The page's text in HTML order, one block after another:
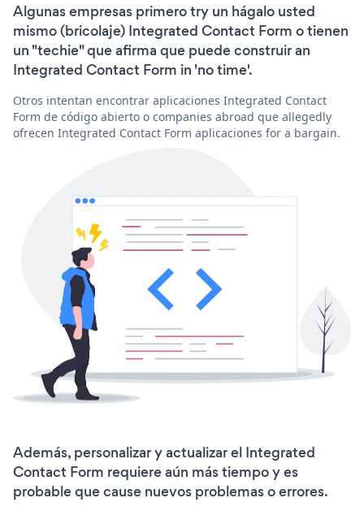
Algunas empresas primero try un hágalo usted
mismo (bricolaje) Integrated Contact Form o tienen
un "techie" que afirma que puede construir an
Integrated Contact Form in 'no time'.
Otros intentan encontrar aplicaciones Integrated Contact
Form de código abierto o companies abroad que allegedly
ofrecen Integrated Contact Form aplicaciones for a bargain.
Además, personalizar y actualizar el Integrated
Contact Form requiere aún más tiempo y es
probable que cause nuevos problemas o errores.